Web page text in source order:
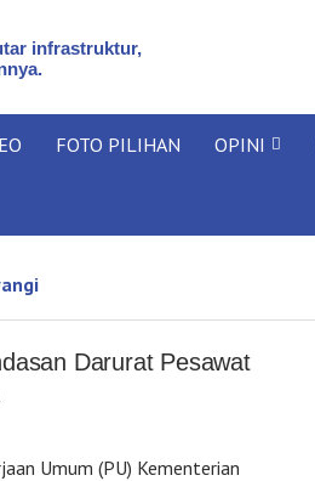
infrastruktur,
FOTO PILIHAN OPINI
Darurat Pesawat
Umum (PU) Kementerian